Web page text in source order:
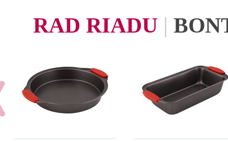
RAD RIADU |